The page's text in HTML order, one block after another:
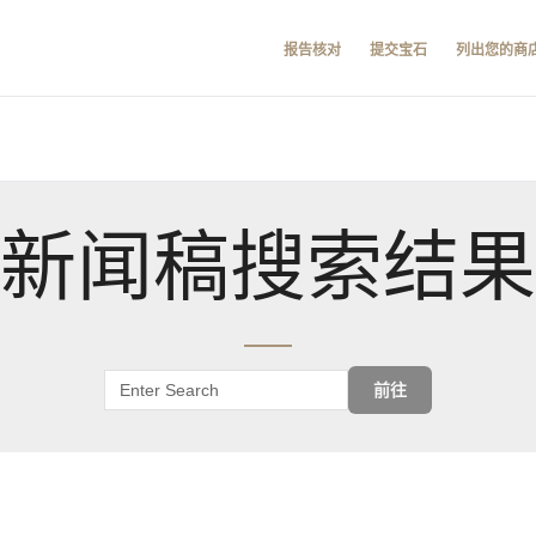
报告核对 提交宝石 列出您的商
新闻稿搜索结果
前往